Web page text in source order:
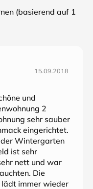
(basierend auf 1
15.09.2018
und
2
sehr sauber
eingerichtet.
der Wintergarten
ist sehr
nett und war
Die
lädt immer wieder